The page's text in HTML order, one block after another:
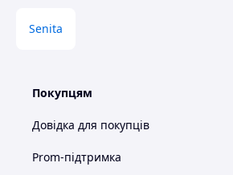
Senita
Покупцям
Довідка для покупців
Prom-підтримка